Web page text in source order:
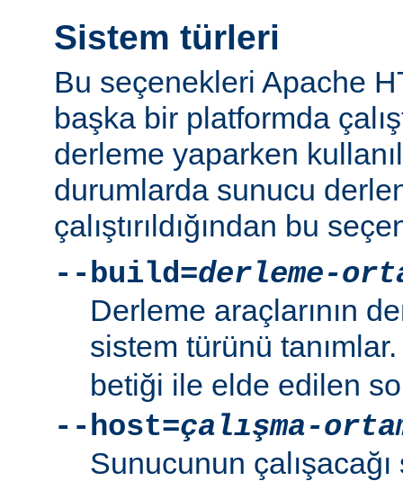
Sistem türleri
Bu seçenekleri Apache
başka bir platformda
derleme yaparken
durumlarda sunucu
çalıştırıldığından bu
--build=derleme-
Derleme araçlarının
sistem türünü
betiği ile elde edilen
--host=çalışma-
Sunucunun